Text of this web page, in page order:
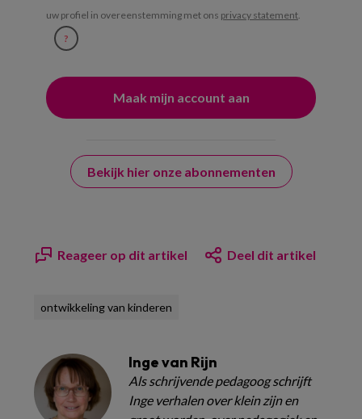
uw profiel in overeenstemming met ons privacy statement.
?
Bekijk hier onze abonnementen
Reageer op dit artikel Deel dit artikel
ontwikkeling van kinderen
Inge van Rijn
Als schrijvende pedagoog schrijft
Inge verhalen over klein zijn en